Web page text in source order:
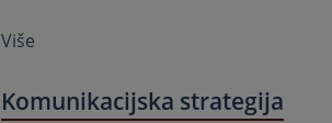
Više
Komunikacijska strategija